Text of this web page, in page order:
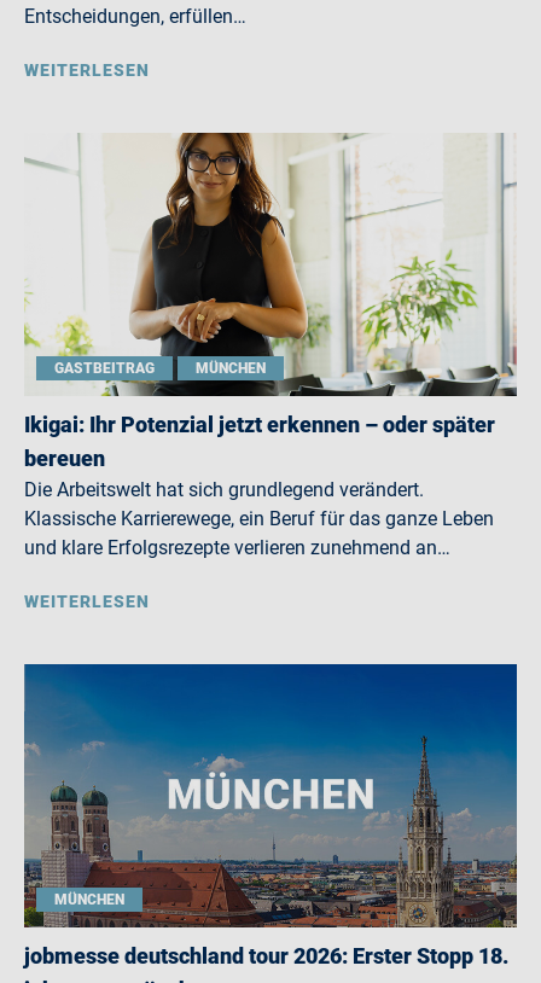
Entscheidungen, erfüllen…
WEITERLESEN
GASTBEITRAG MÜNCHEN
Ikigai: Ihr Potenzial jetzt erkennen – oder später
bereuen
Die Arbeitswelt hat sich grundlegend verändert.
Klassische Karrierewege, ein Beruf für das ganze Leben
und klare Erfolgsrezepte verlieren zunehmend an…
WEITERLESEN
MÜNCHEN
jobmesse deutschland tour 2026: Erster Stopp 18.